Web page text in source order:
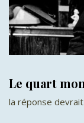
Le quart
la réponse